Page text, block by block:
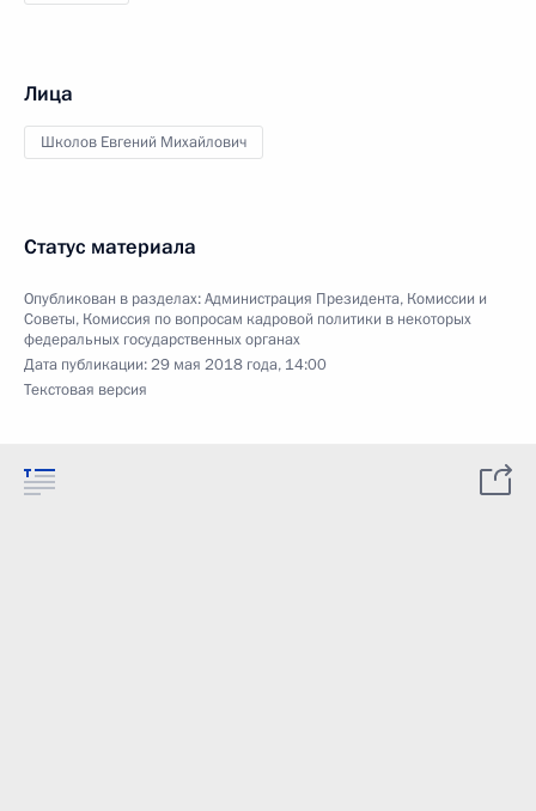
Лица
Школов Евгений Михайлович
Статус материала
Опубликован в разделах:Администрация Президента, Комиссии и
Советы, Комиссия по вопросам кадровой политики в некоторых
федеральных государственных органах
Дата публикации:29 мая 2018 года, 14:00
Текстовая версия